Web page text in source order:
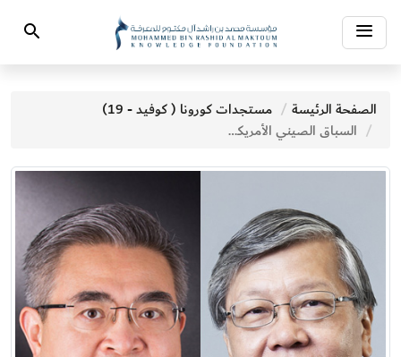
Toggle
navigation
Search
الصفحة الرئيسة
مستجدات كورونا ( كوفيد - 19)
السباق الصيني الأمريكي نحو الصفر